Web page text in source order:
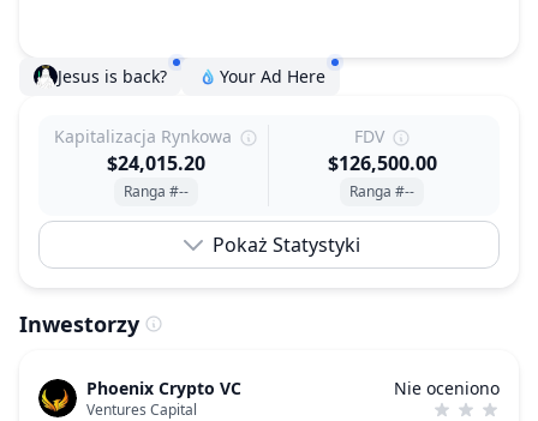
Jesus is back? Your Ad Here
Kapitalizacja Rynkowa
$24,015.20
Ranga #--
FDV
$126,500.00
Ranga #--
Pokaż Statystyki
Inwestorzy
Phoenix Crypto VC
Ventures Capital
Nie oceniono